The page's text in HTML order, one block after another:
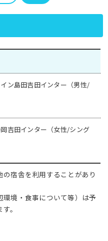
ン島田吉田インター（男性/
吉田インター（女性/シング
宿舎を利用することがあり
境・食事について等）は予
。